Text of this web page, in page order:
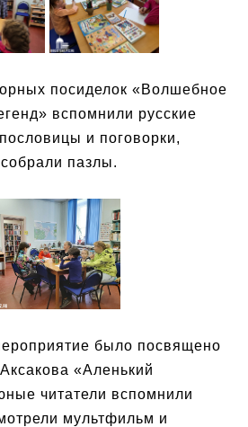
посиделок «Волшебное
вспомнили русские
и поговорки,
пазлы.
было посвящено
«Аленький
читатели вспомнили
мультфильм и